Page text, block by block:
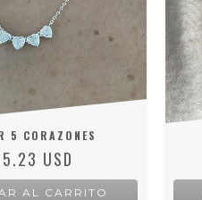
5 CORAZONES
USD